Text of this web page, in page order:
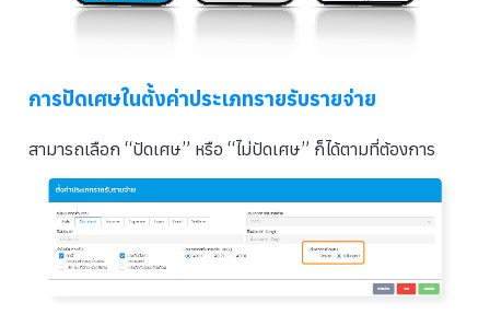
การปัดเศษในตั้งค่าประเภทรายรับรายจ่าย
สามารถเลือก “ปัดเศษ” หรือ “ไม่ปัดเศษ” ก็ได้ตามที่ต้องการ